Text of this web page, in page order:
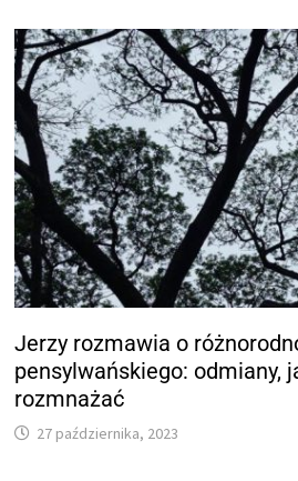
Jerzy rozmawia o
pensylwańskiego: odmiany,
rozmnażać
27 października, 2023